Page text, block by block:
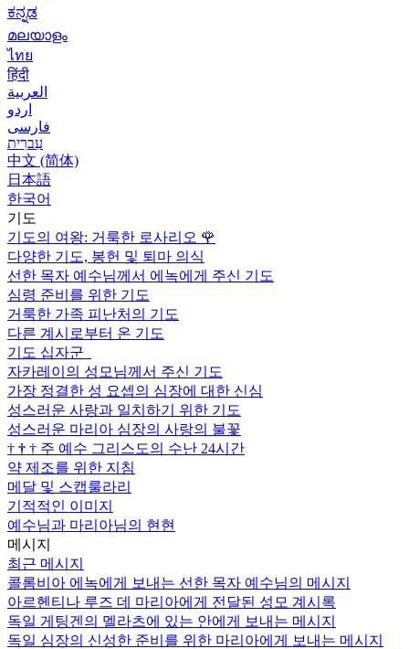
ಕನ್ನಡ
മലയാളം
ไทย
हिंदी
العربية
اردو
فارسی
עִברִית
中文 (简体)
日本語
한국어
기도
기도의 여왕: 거룩한 로사리오 🌹
다양한 기도, 봉헌 및 퇴마 의식
선한 목자 예수님께서 에녹에게 주신 기도
심령 준비를 위한 기도
거룩한 가족 피난처의 기도
다른 계시로부터 온 기도
기도 십자군
자카레이의 성모님께서 주신 기도
가장 정결한 성 요셉의 심장에 대한 신심
성스러운 사랑과 일치하기 위한 기도
성스러운 마리아 심장의 사랑의 불꽃
† † † 주 예수 그리스도의 수난 24시간
약 제조를 위한 지침
메달 및 스캡룰라리
기적적인 이미지
예수님과 마리아님의 현현
메시지
최근 메시지
콜롬비아 에녹에게 보내는 선한 목자 예수님의 메시지
아르헨티나 루즈 데 마리아에게 전달된 성모 계시록
독일 게팅겐의 멜라츠에 있는 안에게 보내는 메시지
독일 심장의 신성한 준비를 위한 마리아에게 보내는 메시지